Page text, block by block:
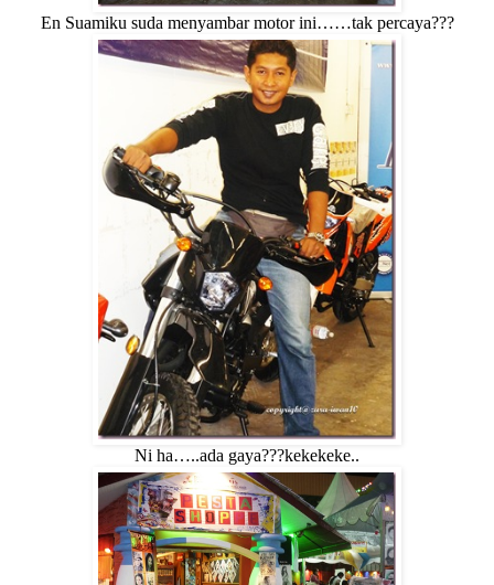
En Suamiku suda menyambar motor ini……tak percaya???
Ni ha…..ada gaya???kekekeke..